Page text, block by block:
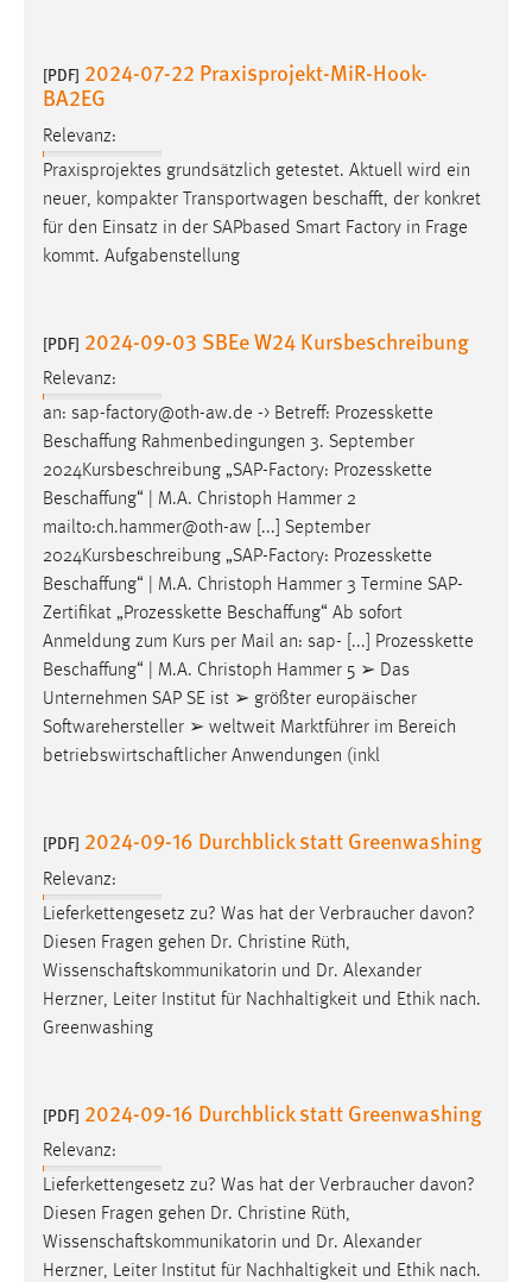
[PDF] 2024-07-22 Praxisprojekt-MiR-Hook-
BA2EG
Relevanz:
Praxisprojektes grundsätzlich getestet. Aktuell wird ein
neuer, kompakter Transportwagen beschafft, der konkret
für den Einsatz in der SAPbased Smart Factory in Frage
kommt. Aufgabenstellung
[PDF] 2024-09-03 SBEe W24 Kursbeschreibung
Relevanz:
an: sap-factory@oth-aw.de -> Betreff: Prozesskette
Beschaffung Rahmenbedingungen 3. September
2024Kursbeschreibung „SAP-Factory: Prozesskette
Beschaffung“ | M.A. Christoph Hammer 2
mailto:ch.hammer@oth-aw [...] September
2024Kursbeschreibung „SAP-Factory: Prozesskette
Beschaffung“ | M.A. Christoph Hammer 3 Termine SAP-
Zertifikat „Prozesskette Beschaffung“ Ab sofort
Anmeldung zum Kurs per Mail an: sap- [...] Prozesskette
Beschaffung“ | M.A. Christoph Hammer 5 ➢ Das
Unternehmen SAP SE ist ➢ größter europäischer
Softwarehersteller ➢ weltweit Marktführer im Bereich
betriebswirtschaftlicher Anwendungen (inkl
[PDF] 2024-09-16 Durchblick statt Greenwashing
Relevanz:
Lieferkettengesetz zu? Was hat der Verbraucher davon?
Diesen Fragen gehen Dr. Christine Rüth,
Wissenschaftskommunikatorin und Dr. Alexander
Herzner, Leiter Institut für Nachhaltigkeit und Ethik nach.
Greenwashing
[PDF] 2024-09-16 Durchblick statt Greenwashing
Relevanz:
Lieferkettengesetz zu? Was hat der Verbraucher davon?
Diesen Fragen gehen Dr. Christine Rüth,
Wissenschaftskommunikatorin und Dr. Alexander
Herzner, Leiter Institut für Nachhaltigkeit und Ethik nach.